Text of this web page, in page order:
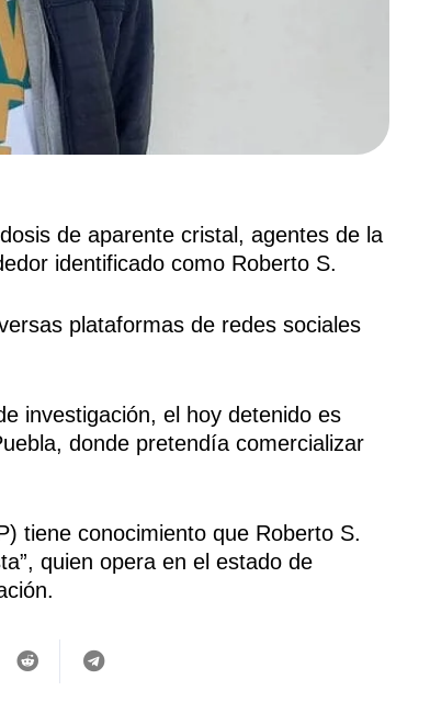
de aparente cristal, agentes de la
identificado como Roberto S.
plataformas de redes sociales
investigación, el hoy detenido es
donde pretendía comercializar
tiene conocimiento que Roberto S.
quien opera en el estado de